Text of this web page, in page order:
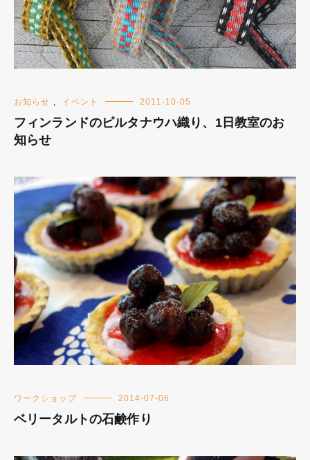
お知らせ , イベント 2011-10-05
フィンランドのピルタナウハ織り、1日教室のお
知らせ
ワークショップ 2014-07-06
ベリータルトの石鹸作り